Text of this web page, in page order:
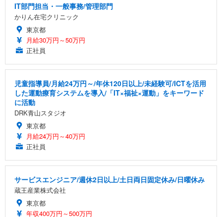
IT部門担当・一般事務/管理部門
かりん在宅クリニック
東京都
月給30万円～50万円
正社員
児童指導員/月給24万円～/年休120日以上/未経験可/ICTを活用
した運動療育システムを導入/「IT×福祉×運動」をキーワード
に活動
DRK青山スタジオ
東京都
月給24万円～40万円
正社員
サービスエンジニア/週休2日以上/土日両日固定休み/日曜休み
蔵王産業株式会社
東京都
年収400万円～500万円